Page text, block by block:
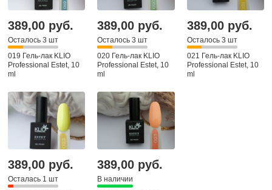
389,00 руб.
Осталось 3 шт
019 Гель-лак KLIO
Professional Estet, 10
ml
389,00 руб.
Осталось 3 шт
020 Гель-лак KLIO
Professional Estet, 10
ml
389,00 руб.
Осталось 3 шт
021 Гель-лак KLIO
Professional Estet, 10
ml
389,00 руб.
Осталась 1 шт
389,00 руб.
В наличии